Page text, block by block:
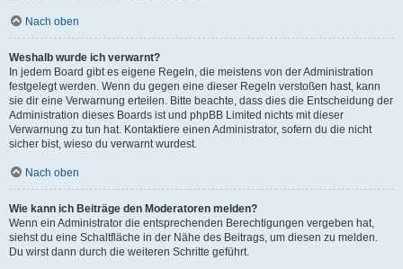
Nach oben
Weshalb wurde ich verwarnt?
In jedem Board gibt es eigene Regeln, die meistens von der Administration
festgelegt werden. Wenn du gegen eine dieser Regeln verstoßen hast, kann
sie dir eine Verwarnung erteilen. Bitte beachte, dass dies die Entscheidung der
Administration dieses Boards ist und phpBB Limited nichts mit dieser
Verwarnung zu tun hat. Kontaktiere einen Administrator, sofern du die nicht
sicher bist, wieso du verwarnt wurdest.
Nach oben
Wie kann ich Beiträge den Moderatoren melden?
Wenn ein Administrator die entsprechenden Berechtigungen vergeben hat,
siehst du eine Schaltfläche in der Nähe des Beitrags, um diesen zu melden.
Du wirst dann durch die weiteren Schritte geführt.